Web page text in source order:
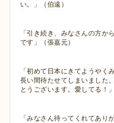
い。
」（伯遠）
「引き続き、みなさんの方か
です」（張嘉元）
「初めて日本にきてようやく
長い間待たせてしま いました
とうございます。愛してる！
「みなさん待ってくれてあり